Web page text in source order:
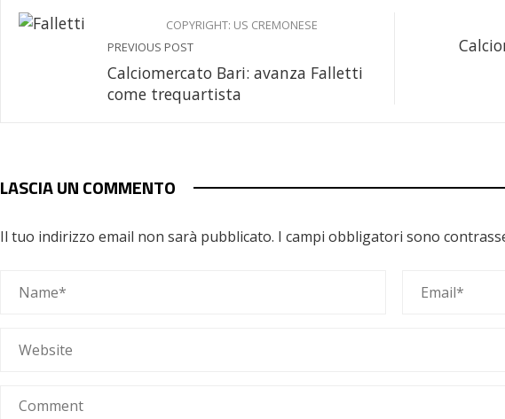
COPYRIGHT: US CREMONESE
PREVIOUS POST
Calciomercato Bari: avanza Falletti
come trequartista
LASCIA UN COMMENTO
Il tuo indirizzo email non sarà pubblicato. I campi obbligatori sono